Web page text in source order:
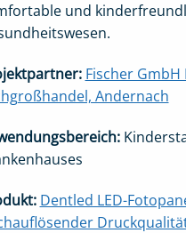
und
Fischer GmbH
Andernach
Dentled LED-